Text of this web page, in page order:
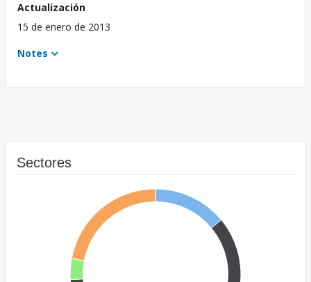
Actualización
15 de enero de 2013
Notes
Sectores